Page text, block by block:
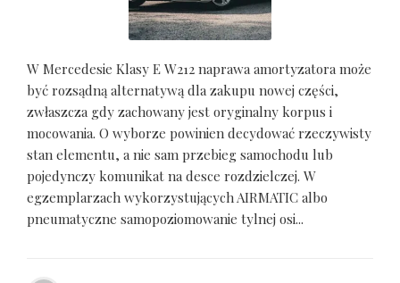
W Mercedesie Klasy E W212 naprawa amortyzatora może
być rozsądną alternatywą dla zakupu nowej części,
zwłaszcza gdy zachowany jest oryginalny korpus i
mocowania. O wyborze powinien decydować rzeczywisty
stan elementu, a nie sam przebieg samochodu lub
pojedynczy komunikat na desce rozdzielczej. W
egzemplarzach wykorzystujących AIRMATIC albo
pneumatyczne samopoziomowanie tylnej osi...